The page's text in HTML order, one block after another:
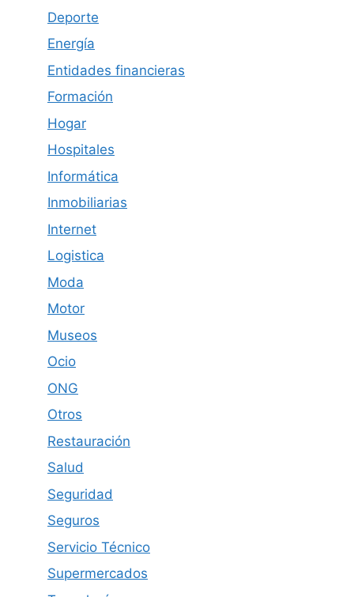
Deporte
Energía
Entidades financieras
Formación
Hogar
Hospitales
Informática
Inmobiliarias
Internet
Logistica
Moda
Motor
Museos
Ocio
ONG
Otros
Restauración
Salud
Seguridad
Seguros
Servicio Técnico
Supermercados